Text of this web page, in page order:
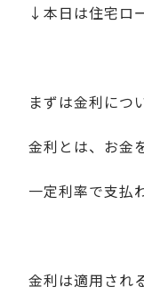
↓本日は住宅ロ
まずは金利につ
金利とは、お金
一定利率で支払
金利は適用され